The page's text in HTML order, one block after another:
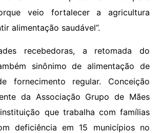
veio fortalecer a agricultura
alimentação saudável”.
recebedoras, a retomada do
sinônimo de alimentação de
fornecimento regular. Conceição
da Associação Grupo de Mães
que trabalha com famílias
deficiência em 15 municípios no